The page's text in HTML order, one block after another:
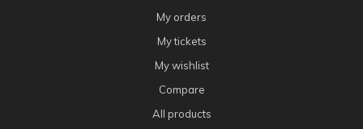
My orders
My tickets
My wishlist
Compare
All products